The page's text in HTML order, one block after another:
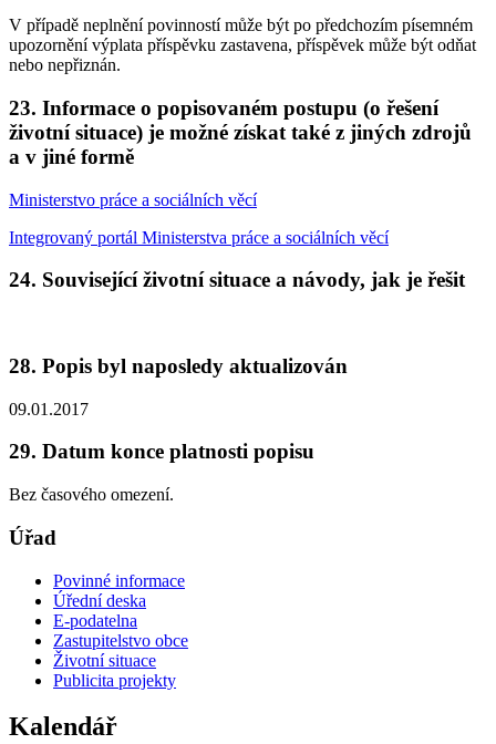
V případě neplnění povinností může být po předchozím písemném
upozornění výplata příspěvku zastavena, příspěvek může být odňat
nebo nepřiznán.
23. Informace o popisovaném postupu (o řešení
životní situace) je možné získat také z jiných zdrojů
a v jiné formě
Ministerstvo práce a sociálních věcí
Integrovaný portál Ministerstva práce a sociálních věcí
24. Související životní situace a návody, jak je řešit
28. Popis byl naposledy aktualizován
09.01.2017
29. Datum konce platnosti popisu
Bez časového omezení.
Úřad
Povinné informace
Úřední deska
E-podatelna
Zastupitelstvo obce
Životní situace
Publicita projekty
Kalendář